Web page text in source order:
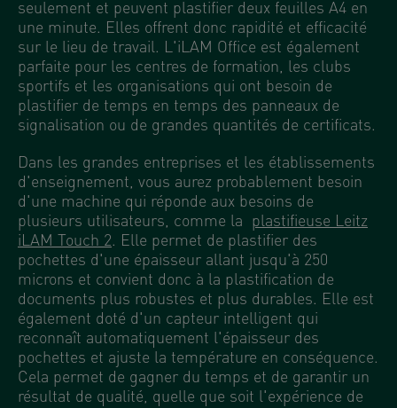
seulement et peuvent plastifier deux feuilles A4 en
une minute. Elles offrent donc rapidité et efficacité
sur le lieu de travail. L'iLAM Office est également
parfaite pour les centres de formation, les clubs
sportifs et les organisations qui ont besoin de
plastifier de temps en temps des panneaux de
signalisation ou de grandes quantités de certificats.
Dans les grandes entreprises et les établissements
d'enseignement, vous aurez probablement besoin
d'une machine qui réponde aux besoins de
plusieurs utilisateurs, comme la plastifieuse Leitz
iLAM Touch 2. Elle permet de plastifier des
pochettes d'une épaisseur allant jusqu'à 250
microns et convient donc à la plastification de
documents plus robustes et plus durables. Elle est
également doté d'un capteur intelligent qui
reconnaît automatiquement l'épaisseur des
pochettes et ajuste la température en conséquence.
Cela permet de gagner du temps et de garantir un
résultat de qualité, quelle que soit l'expérience de